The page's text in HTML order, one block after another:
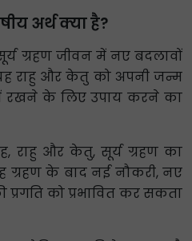
अर्थ क्या है?
ग्रहण जीवन में नए बदलावों
राहु और केतु को अपनी जन्म
रखने के लिए उपाय करने का
राहु और केतु, सूर्य ग्रहण का
ग्रहण के बाद नई नौकरी, नए
प्रगति को प्रभावित कर सकता